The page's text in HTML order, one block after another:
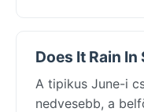
Does It Rain
A tipikus June-i
nedvesebb, a